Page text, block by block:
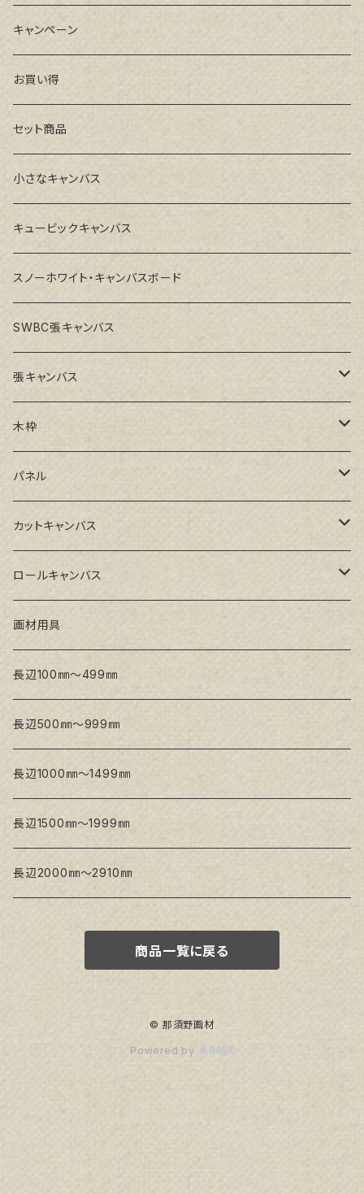
キャンペーン
お買い得
セット商品
小さなキャンバス
キュービックキャンバス
スノーホワイト・キャンバスボード
SWBC張キャンバス
張キャンバス
GAERA F(中細目)
GAERA BA(中荒目)
GAERA GLC(中目)
トークロ イエロー(中目)
トークロ 赤SP(中目)
Snow White SPC(中目)
木枠
ルーブル米杉木枠
Paulo木枠
パネル
ラワンパネル
シナパネル
カットキャンバス
GAERA F(中細目)
GAERA BA(中荒目)
Snow White SPC(中目)
Snow White SLA(中目)
ロールキャンバス
GAERA F(中細目) / BA(中荒目)
Snow White SLA(中目)
Snow White SLH(中太目)
Snow White SPC(中目)
トークロ イエロー
生キャンバス
画材用具
長辺100㎜～499㎜
長辺500㎜～999㎜
長辺1000㎜～1499㎜
長辺1500㎜～1999㎜
長辺2000㎜～2910㎜
商品一覧に戻る
© 那須野画材
Powered by